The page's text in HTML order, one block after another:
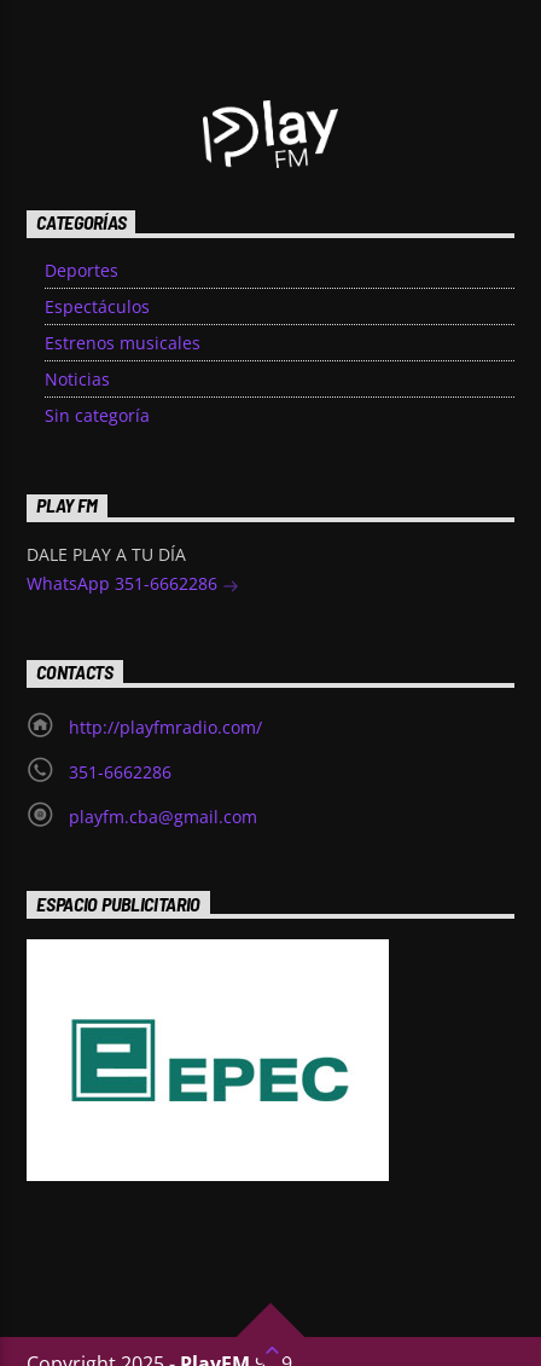
CATEGORÍAS
Deportes
Espectáculos
Estrenos musicales
Noticias
Sin categoría
PLAY FM
DALE PLAY A TU DÍA
WhatsApp 351-6662286
CONTACTS
http://playfmradio.com/
351-6662286
playfm.cba@gmail.com
ESPACIO PUBLICITARIO